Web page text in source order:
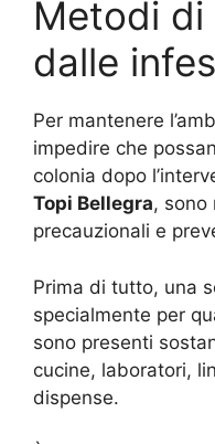
Metodi di
dalle
Per mantenere
impedire che
colonia dopo
Topi Bellegra, sono
precauzionali e
Prima di tutto, una
specialmente per
sono presenti
cucine, laboratori,
dispense.